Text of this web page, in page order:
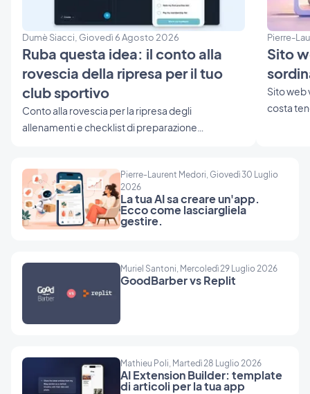
Dumè Siacci, Giovedì 6 Agosto 2026
Ruba questa idea: il conto alla
rovescia della ripresa per il tuo
club sportivo
Conto alla rovescia per la ripresa degli
allenamenti e checklist di preparazione
prompt completo da rubare.
Pierre-
Sito
Sito web
costa
Pierre-Laurent Medori, Giovedì 30 Luglio
2026
La tua AI sa creare un'app.
Ecco come lasciargliela
gestire.
Muriel Santoni, Mercoledì 29 Luglio 2026
GoodBarber vs Replit
Mathieu Poli, Martedì 28 Luglio 2026
AI Extension Builder: template
di articoli per la tua app